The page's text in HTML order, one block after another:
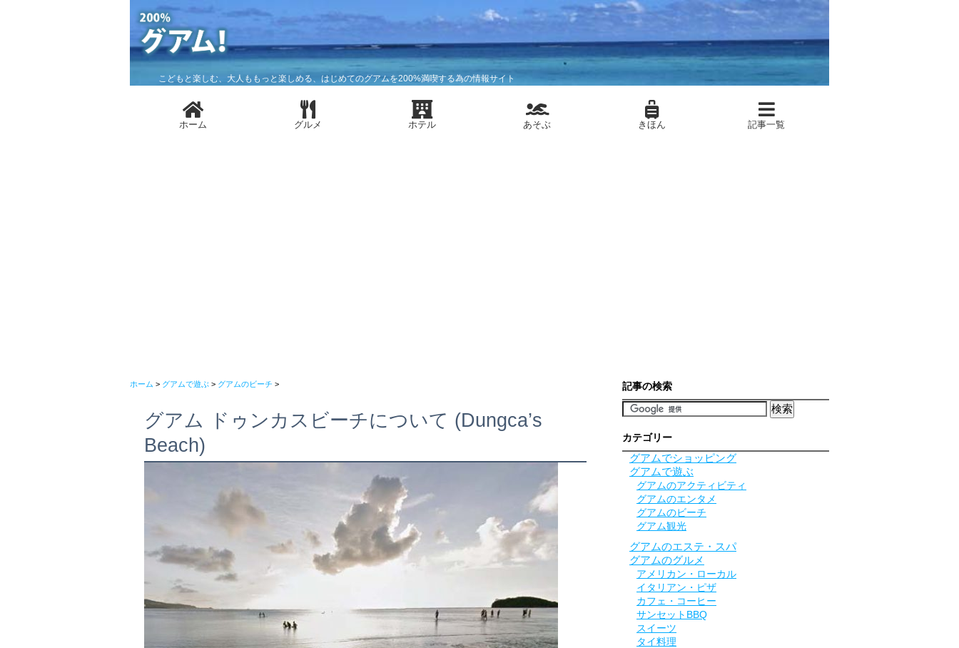
こどもと楽しむ、大人ももっと楽しめる、はじめてのグアムを200%満喫する為の情報サイト
ホーム グルメ ホテル あそぶ きほん 記事一覧
ホーム > グアムで遊ぶ > グアムのビーチ >
グアム ドゥンカスビーチについて (Dungca’s
Beach)
記事の検索
カテゴリー
グアムでショッピング
グアムで遊ぶ
グアムのアクティビティ
グアムのエンタメ
グアムのビーチ
グアム観光
グアムのエステ・スパ
グアムのグルメ
アメリカン・ローカル
イタリアン・ピザ
カフェ・コーヒー
サンセットBBQ
スイーツ
タイ料理